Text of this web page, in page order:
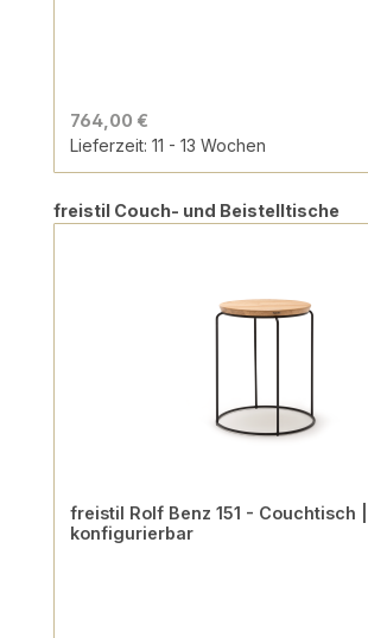
764,00 €
Lieferzeit: 11 - 13 Wochen
Produktgalerie überspringen
freistil Couch- und Beistelltische
freistil Rolf Benz 151 - Couchtisch
konfigurierbar